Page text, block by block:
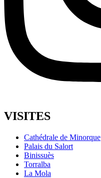
VISITES
Cathédrale de Minorque
Palais du Salort
Binissuès
Torralba
La Mola